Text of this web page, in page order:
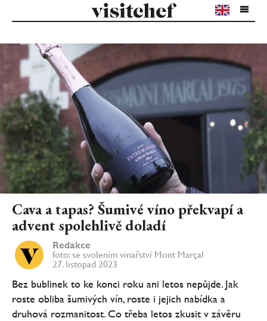
Cava a tapas? Šumivé víno překvapí a
advent spolehlivě doladí
Redakce
foto: se svolením vinařství Mont Marçal
27. listopad 2023
Bez bublinek to ke konci roku ani letos nepůjde. Jak
roste obliba šumivých vín, roste i jejich nabídka a
druhová rozmanitost. Co třeba letos zkusit v závěru